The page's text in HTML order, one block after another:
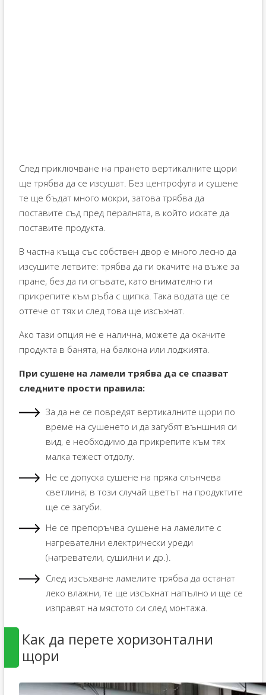
След приключване на прането вертикалните щори
ще трябва да се изсушат. Без центрофуга и сушене
те ще бъдат много мокри, затова трябва да
поставите съд пред пералнята, в който искате да
поставите продукта.
В частна къща със собствен двор е много лесно да
изсушите летвите: трябва да ги окачите на въже за
пране, без да ги огъвате, като внимателно ги
прикрепите към ръба с щипка. Така водата ще се
оттече от тях и след това ще изсъхнат.
Ако тази опция не е налична, можете да окачите
продукта в банята, на балкона или лоджията.
При сушене на ламели трябва да се спазват
следните прости правила:
За да не се повредят вертикалните щори по
време на сушенето и да загубят външния си
вид, е необходимо да прикрепите към тях
малка тежест отдолу.
Не се допуска сушене на пряка слънчева
светлина; в този случай цветът на продуктите
ще се загуби.
Не се препоръчва сушене на ламелите с
нагревателни електрически уреди
(нагреватели, сушилни и др.).
След изсъхване ламелите трябва да останат
леко влажни, те ще изсъхнат напълно и ще се
изправят на мястото си след монтажа.
Как да перете хоризонтални
щори